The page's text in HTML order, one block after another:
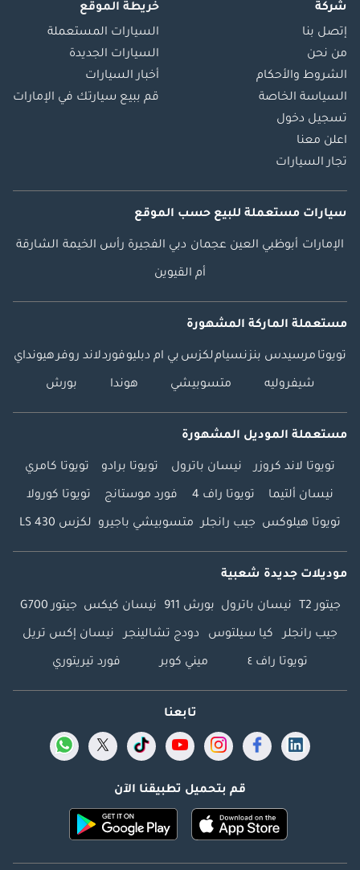
شركة
إتصل بنا
من نحن
الشروط والأحكام
السياسة الخاصة
تسجيل دخول
اعلن معنا
تجار السيارات
خريطة الموقع
السيارات المستعملة
السيارات الجديدة
أخبار السيارات
قم ببيع سيارتك في الإمارات
سيارات مستعملة للبيع حسب الموقع
الإمارات أبوظبي العين عجمان دبي الفجيرة رأس الخيمة الشارقة
أم القيوين
مستعملة الماركة المشهورة
تويوتا مرسيدس بنزنسياملكزس بي ام دبليوفوردلاند روفرهيونداي
شيفروليه متسوبيشي هوندا بورش
مستعملة الموديل المشهورة
تويوتا لاند كروزر نيسان باترول تويوتا برادو تويوتا كامري
نيسان ألتيما تويوتا راف 4 فورد موستانج تويوتا كورولا
تويوتا هيلوكس جيب رانجلر متسوبيشي باجيرو لكزس LS 430
موديلات جديدة شعبية
جيتور T2 نيسان باترول بورش 911 نيسان كيكس جيتور G700
جيب رانجلر كيا سيلتوس دودج تشالينجر نيسان إكس تريل
تويوتا راف ٤ ميني كوبر فورد تيريتوري
تابعنا
قم بتحميل تطبيقنا الآن